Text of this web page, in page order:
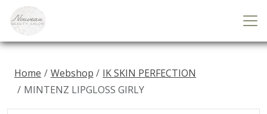
Home Webshop
IK SKIN PERFECTION
MINTENZ LIPGLOSS GIRLY